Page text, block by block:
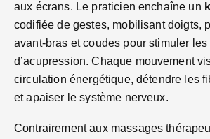
aux écrans. Le praticien enchaîne un
codifiée de gestes, mobilisant doigts,
avant-bras et coudes pour stimuler
d’acupression. Chaque mouvement
circulation énergétique, détendre les
et apaiser le système nerveux.
Contrairement aux massages